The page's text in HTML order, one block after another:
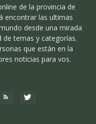
de la provincia de
encontrar las ultimas
desde una mirada
de temas y categorías.
que están en la
noticias para vos.